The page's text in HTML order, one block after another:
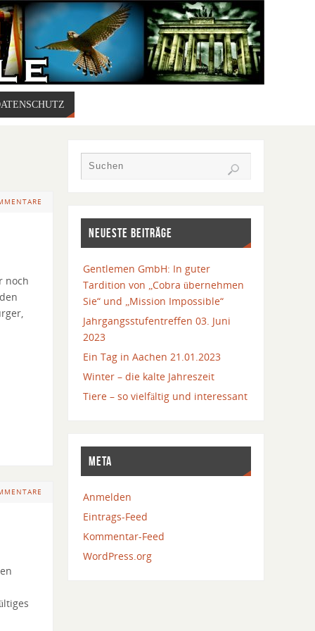
noch
NEUESTE BEITRÄGE
Gentlemen GmbH: In guter
Tardition von „Cobra übernehmen
Sie“ und „Mission Impossible“
Jahrgangsstufentreffen 03. Juni
2023
Ein Tag in Aachen 21.01.2023
Winter – die kalte Jahreszeit
Tiere – so vielfältig und interessant
META
Anmelden
Eintrags-Feed
Kommentar-Feed
WordPress.org